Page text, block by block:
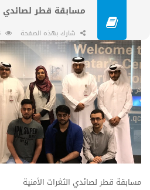
مسابقة قطر لصائدي
شارك بهذه الصفحة
مسابقة قطر لصائدي الثغرات الأمنية